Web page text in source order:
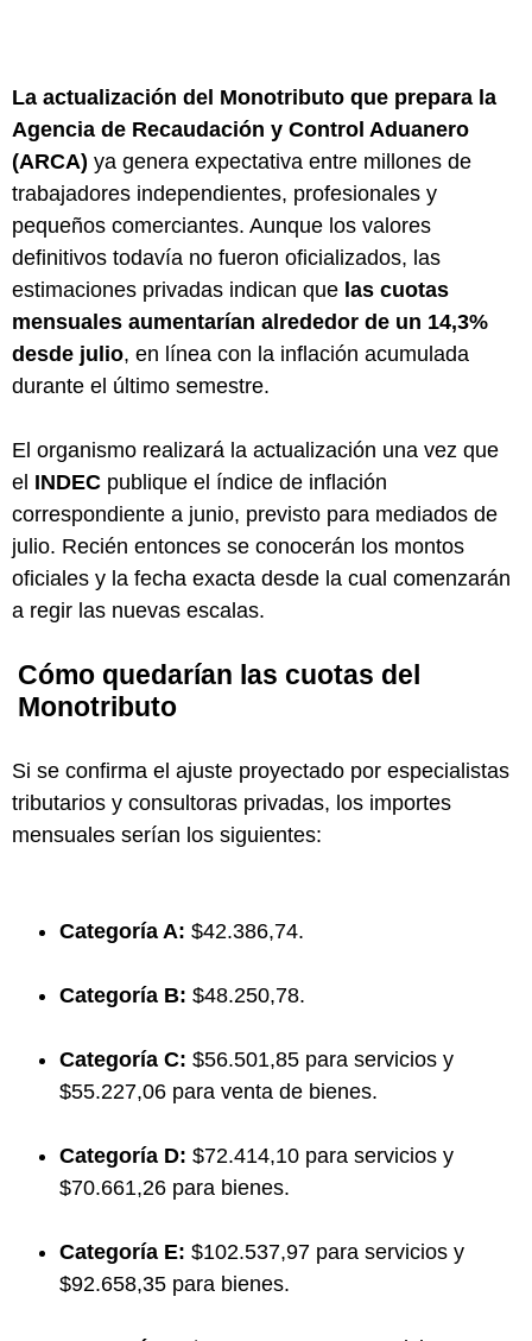
La actualización del Monotributo que prepara la
Agencia de Recaudación y Control Aduanero
(ARCA) ya genera expectativa entre millones de
trabajadores independientes, profesionales y
pequeños comerciantes. Aunque los valores
definitivos todavía no fueron oficializados, las
estimaciones privadas indican que las cuotas
mensuales aumentarían alrededor de un 14,3%
desde julio, en línea con la inflación acumulada
durante el último semestre.
El organismo realizará la actualización una vez que
el INDEC publique el índice de inflación
correspondiente a junio, previsto para mediados de
julio. Recién entonces se conocerán los montos
oficiales y la fecha exacta desde la cual comenzarán
a regir las nuevas escalas.
Cómo quedarían las cuotas del
Monotributo
Si se confirma el ajuste proyectado por especialistas
tributarios y consultoras privadas, los importes
mensuales serían los siguientes:
Categoría A: $42.386,74.
Categoría B: $48.250,78.
Categoría C: $56.501,85 para servicios y
$55.227,06 para venta de bienes.
Categoría D: $72.414,10 para servicios y
$70.661,26 para bienes.
Categoría E: $102.537,97 para servicios y
$92.658,35 para bienes.